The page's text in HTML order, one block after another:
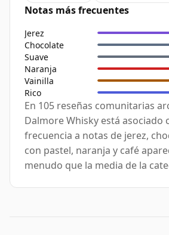
Notas más frecuentes
Jerez
Chocolate
Suave
Naranja
Vainilla
Rico
En 105 reseñas comunitarias
Dalmore Whisky está asociado
frecuencia a notas de jerez,
con pastel, naranja y café
menudo que la media de la